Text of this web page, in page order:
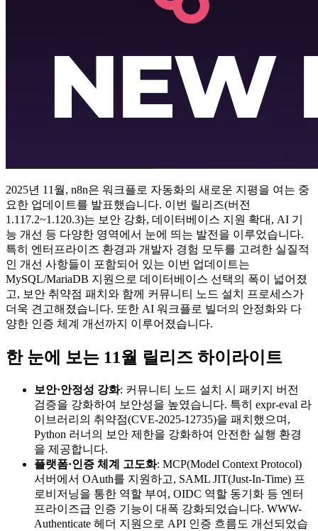
2025년 11월, n8n은 워크플로 자동화의 새로운 지평을 여는 중
요한 업데이트를 발표했습니다. 이번 릴리즈(버전
1.117.2~1.120.3)는 보안 강화, 데이터베이스 지원 확대, AI 기
능 개선 등 다양한 영역에서 눈에 띄는 발전을 이루었습니다.
특히 엔터프라이즈 환경과 개발자 경험 모두를 고려한 실질적
인 개선 사항들이 포함되어 있는 이번 업데이트는
MySQL/MariaDB 지원으로 데이터베이스 선택의 폭이 넓어졌
고, 보안 취약점 패치와 함께 커뮤니티 노드 설치 프로세스가
더욱 견고해졌습니다. 또한 AI 워크플로 빌더의 안정화와 다
양한 인증 체계 개선까지 이루어졌습니다.
한 눈에 보는 11월 릴리즈 하이라이트
보안·안정성 강화: 커뮤니티 노드 설치 시 패키지 버전
검증을 강화하여 보안성을 높였습니다. 특히 expr-eval 라
이브러리의 취약점(CVE-2025-12735)을 패치했으며,
Python 러너의 보안 제한을 강화하여 안전한 실행 환경
을 제공합니다.
플랫폼·인증 체계 고도화: MCP(Model Context Protocol)
서버에서 OAuth를 지원하고, SAML JIT(Just-In-Time) 프
로비저닝을 통한 역할 부여, OIDC 역할 동기화 등 엔터
프라이즈급 인증 기능이 대폭 강화되었습니다. WWW-
Authenticate 헤더 지원으로 API 인증 흐름도 개선되었습